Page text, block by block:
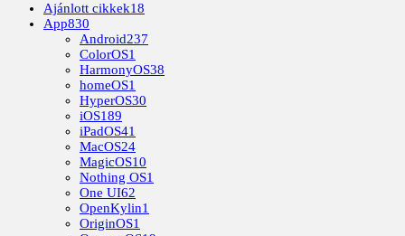
Ajánlott cikkek18
App830
Android237
ColorOS1
HarmonyOS38
homeOS1
HyperOS30
iOS189
iPadOS41
MacOS24
MagicOS10
Nothing OS1
One UI62
OpenKylin1
OriginOS1